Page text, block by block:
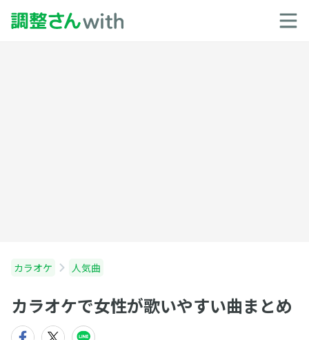
カラオケ 人気曲
カラオケで女性が歌いやすい曲まとめ